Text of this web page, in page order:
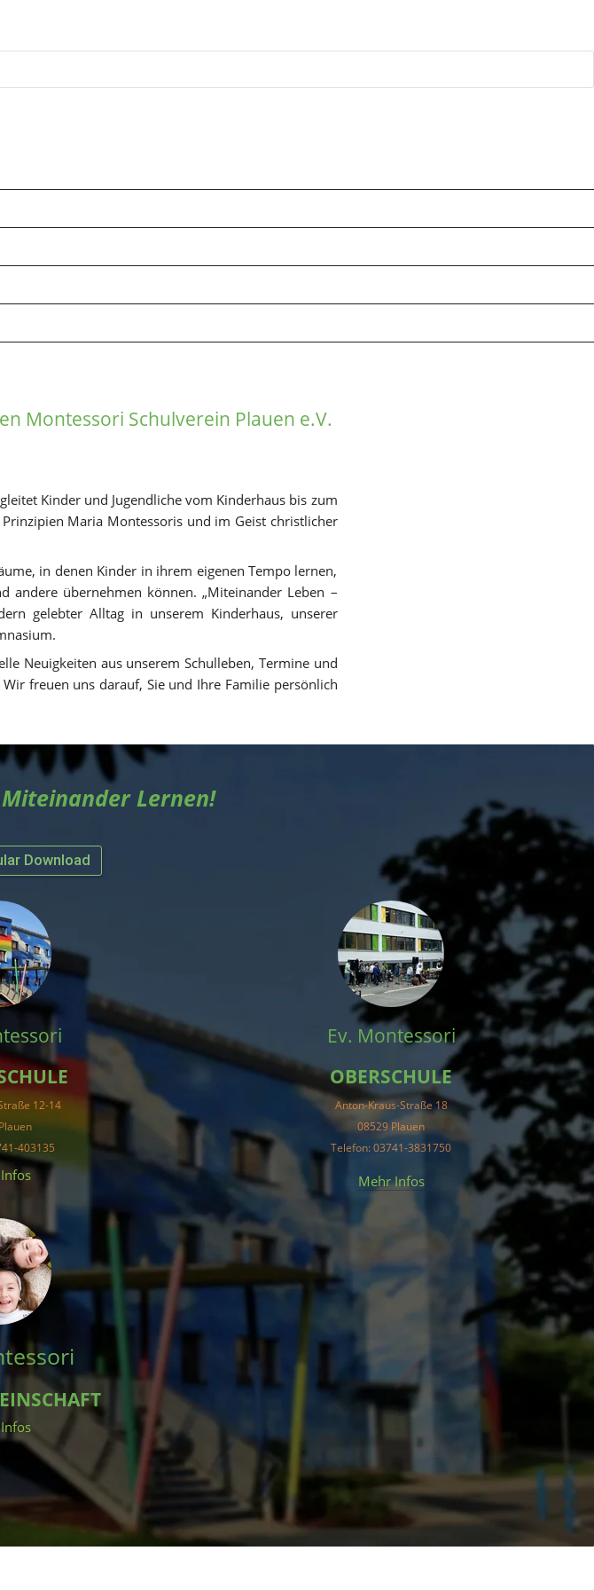
Montessori Schulverein Plauen e.V.
Kinder und Jugendliche vom Kinderhaus bis zum
Maria Montessoris und im Geist christlicher
in denen Kinder in ihrem eigenen Tempo lernen,
andere übernehmen können. „Miteinander Leben –
gelebter Alltag in unserem Kinderhaus, unserer
Neuigkeiten aus unserem Schulleben, Termine und
freuen uns darauf, Sie und Ihre Familie persönlich
Lernen!
Download
12-14
403135
Ev. Montessori
OBERSCHULE
Anton-Kraus-Straße 18
08529 Plauen
Telefon: 03741-3831750
Mehr Infos